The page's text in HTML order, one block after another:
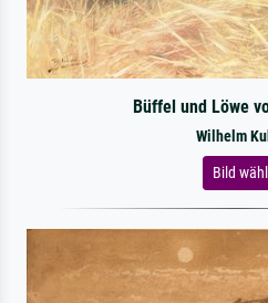
Büffel und Löwe
Wilhelm
Bild